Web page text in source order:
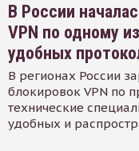
В России
VPN по одному
удобных
В регионах России
блокировок VPN по
технические
удобных и